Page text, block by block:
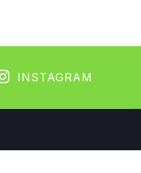
INSTAGRAM